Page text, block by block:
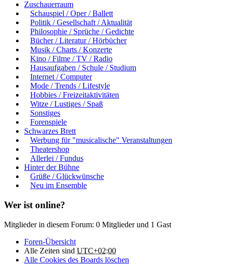
Zuschauerraum
Schauspiel / Oper / Ballett
Politik / Gesellschaft / Aktualität
Philosophie / Sprüche / Gedichte
Bücher / Literatur / Hörbücher
Musik / Charts / Konzerte
Kino / Filme / TV / Radio
Hausaufgaben / Schule / Studium
Internet / Computer
Mode / Trends / Lifestyle
Hobbies / Freizeitaktivitäten
Witze / Lustiges / Spaß
Sonstiges
Forenspiele
Schwarzes Brett
Werbung für "musicalische" Veranstaltungen
Theatershop
Allerlei / Fundus
Hinter der Bühne
Grüße / Glückwünsche
Neu im Ensemble
Wer ist online?
Mitglieder in diesem Forum: 0 Mitglieder und 1 Gast
Foren-Übersicht
Alle Zeiten sind UTC+02:00
Alle Cookies des Boards löschen